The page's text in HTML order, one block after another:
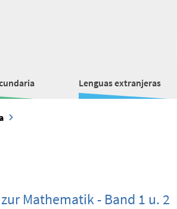
Lenguas extranjeras
Mathematik - Band 1 u. 2